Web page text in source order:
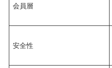
会員層
安全性